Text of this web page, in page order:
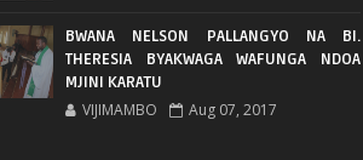
BWANA NELSON PALLANGYO NA BI.
THERESIA BYAKWAGA WAFUNGA NDOA
MJINI KARATU
VIJIMAMBO Aug 07, 2017